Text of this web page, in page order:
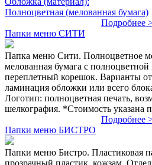
Полноцветная (мелованная бумага)
Подробнее
Папки меню СИТИ
Папка меню Сити. Полноцветное
мелованная бумага с
переплетный корешок. Варианты
ламинация обложки или всего
Логотип: полноцветная печать,
шелкография. *Стоимость указана
Подробнее
Папки меню БИСТРО
Папки меню Бистро. Пластиковая
прозрачный пластик, кожзам.